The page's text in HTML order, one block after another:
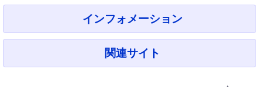
インフォメーション
関連サイト